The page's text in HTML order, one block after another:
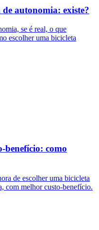
autonomia: existe?
se é real, o que
escolher uma bicicleta
benefício: como
de escolher uma bicicleta
com melhor custo-benefício.